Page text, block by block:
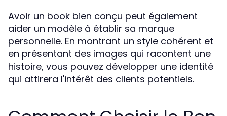
Avoir un book bien conçu peut également
aider un modèle à établir sa marque
personnelle. En montrant un style cohérent et
en présentant des images qui racontent une
histoire, vous pouvez développer une identité
qui attirera l'intérêt des clients potentiels.